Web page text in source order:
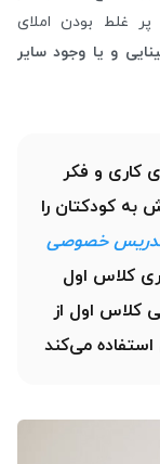
غلط بودن املای
و یا وجود سایر
کاری و فکر
به کودکتان را
خصوصی
کلاس اول
کلاس اول از
می‌کند